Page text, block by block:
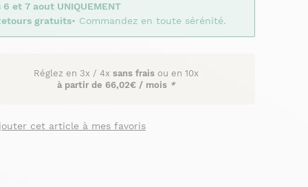
6 et 7 aout UNIQUEMENT
gratuits• Commandez en toute sérénité.
Réglez en 3x / 4x sans frais ou en 10x
à partir de 66,02€ / mois *
cet article à mes favoris